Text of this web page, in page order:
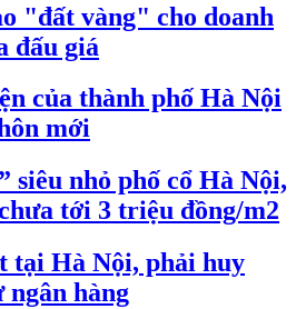
"đất vàng" cho doanh
đấu giá
của thành phố Hà Nội
mới
siêu nhỏ phố cổ Hà Nội,
tới 3 triệu đồng/m2
tại Hà Nội, phải huy
ngân hàng